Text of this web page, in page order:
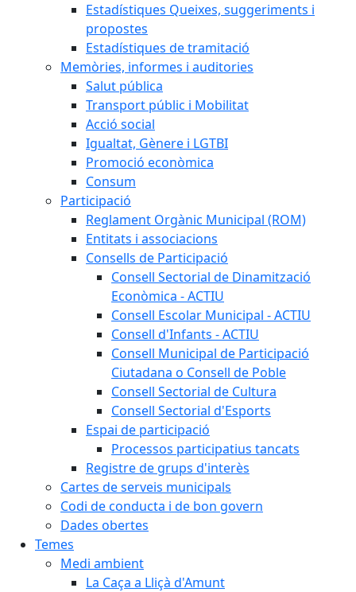
Estadístiques Queixes, suggeriments i
propostes
Estadístiques de tramitació
Memòries, informes i auditories
Salut pública
Transport públic i Mobilitat
Acció social
Igualtat, Gènere i LGTBI
Promoció econòmica
Consum
Participació
Reglament Orgànic Municipal (ROM)
Entitats i associacions
Consells de Participació
Consell Sectorial de Dinamització
Econòmica - ACTIU
Consell Escolar Municipal - ACTIU
Consell d'Infants - ACTIU
Consell Municipal de Participació
Ciutadana o Consell de Poble
Consell Sectorial de Cultura
Consell Sectorial d'Esports
Espai de participació
Processos participatius tancats
Registre de grups d'interès
Cartes de serveis municipals
Codi de conducta i de bon govern
Dades obertes
Temes
Medi ambient
La Caça a Lliçà d'Amunt